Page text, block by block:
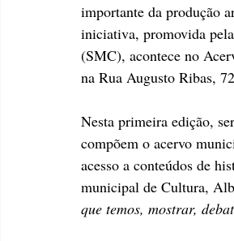
importante da produção
iniciativa, promovida
(SMC), acontece no
na Rua Augusto Ribas,
Nesta primeira edição,
compõem o acervo
acesso a conteúdos de
municipal de Cultura,
que temos, mostrar,